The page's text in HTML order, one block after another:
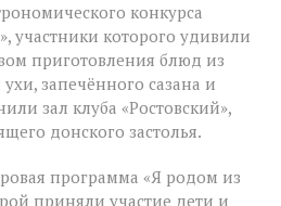
конкурса
участники которого удивили
приготовления блюд из
запечённого сазана и
зал клуба «Ростовский»,
донского застолья.
программа «Я родом из
приняли участие дети и